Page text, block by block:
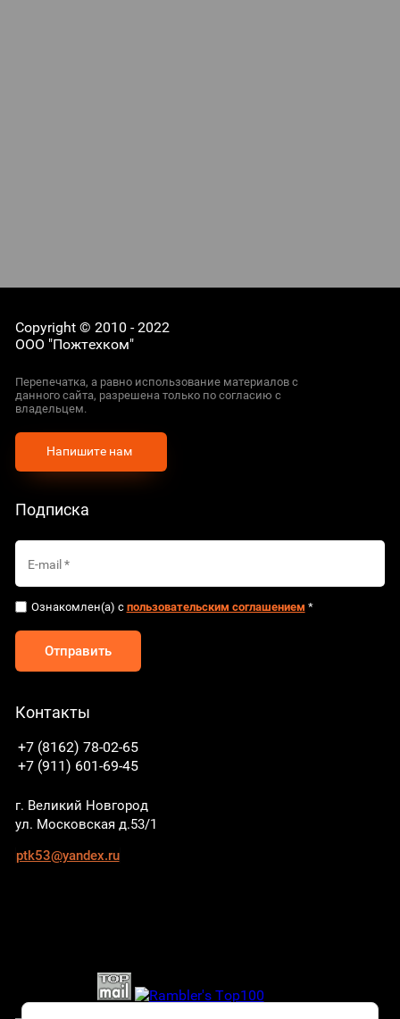
Copyright © 2010 - 2022
ООО "Пожтехком"
Перепечатка, а равно использование материалов с
данного сайта, разрешена только по согласию с
владельцем.
Напишите нам
Подписка
Ознакомлен(а) с пользовательским соглашением *
Отправить
Контакты
+7 (8162) 78-02-65
+7 (911) 601-69-45
г. Великий Новгород
ул. Московская д.53/1
ptk53@yandex.ru